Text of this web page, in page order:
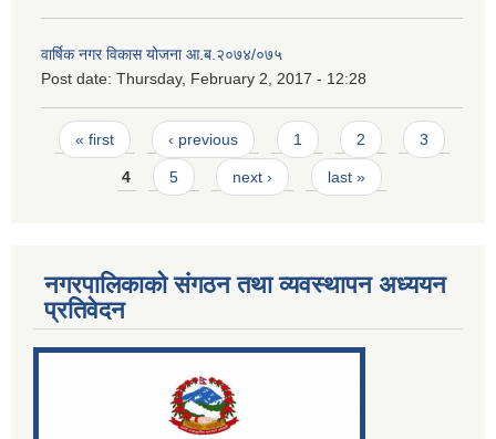
वार्षिक नगर विकास योजना आ.ब.२०७४/०७५
Post date: Thursday, February 2, 2017 - 12:28
Pages
« first ‹ previous 1 2 3
4 5 next › last »
नगरपालिकाको संगठन तथा व्यवस्थापन अध्ययन
प्रतिवेदन